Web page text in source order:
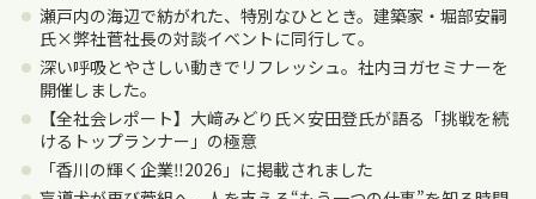
瀬戸内の海辺で紡がれた、特別なひととき。建築家・堀部安嗣
氏×弊社菅社長の対談イベントに同行して。
深い呼吸とやさしい動きでリフレッシュ。社内ヨガセミナーを
開催しました。
【全社会レポート】大﨑みどり氏×安田登氏が語る「挑戦を続
けるトップランナー」の極意
「香川の輝く企業‼2026」に掲載されました